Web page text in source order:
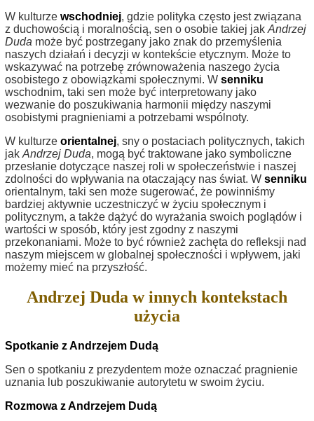
W kulturze wschodniej, gdzie polityka często jest związana
z duchowością i moralnością, sen o osobie takiej jak Andrzej
Duda może być postrzegany jako znak do przemyślenia
naszych działań i decyzji w kontekście etycznym. Może to
wskazywać na potrzebę zrównoważenia naszego życia
osobistego z obowiązkami społecznymi. W senniku
wschodnim, taki sen może być interpretowany jako
wezwanie do poszukiwania harmonii między naszymi
osobistymi pragnieniami a potrzebami wspólnoty.
W kulturze orientalnej, sny o postaciach politycznych, takich
jak Andrzej Duda, mogą być traktowane jako symboliczne
przesłanie dotyczące naszej roli w społeczeństwie i naszej
zdolności do wpływania na otaczający nas świat. W senniku
orientalnym, taki sen może sugerować, że powinniśmy
bardziej aktywnie uczestniczyć w życiu społecznym i
politycznym, a także dążyć do wyrażania swoich poglądów i
wartości w sposób, który jest zgodny z naszymi
przekonaniami. Może to być również zachęta do refleksji nad
naszym miejscem w globalnej społeczności i wpływem, jaki
możemy mieć na przyszłość.
Andrzej Duda w innych kontekstach
użycia
Spotkanie z Andrzejem Dudą
Sen o spotkaniu z prezydentem może oznaczać pragnienie
uznania lub poszukiwanie autorytetu w swoim życiu.
Rozmowa z Andrzejem Dudą